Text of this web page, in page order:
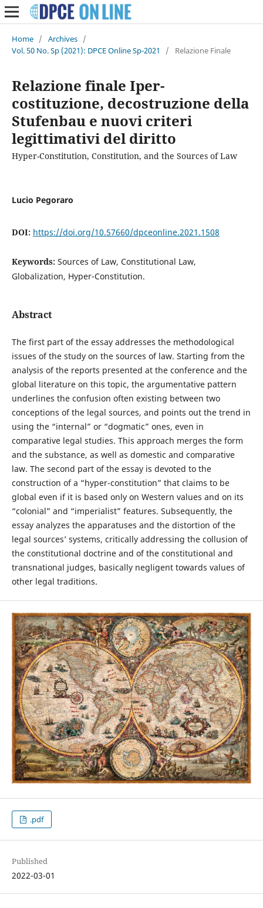
Home / Archives /
Vol. 50 No. Sp (2021): DPCE Online Sp-2021
/ Relazione Finale
Relazione finale Iper-
costituzione, decostruzione della
Stufenbau e nuovi criteri
legittimativi del diritto
Hyper-Constitution, Constitution, and the Sources of Law
Lucio Pegoraro
DOI: https://doi.org/10.57660/dpceonline.2021.1508
Keywords: Sources of Law, Constitutional Law,
Globalization, Hyper-Constitution.
Abstract
The first part of the essay addresses the methodological
issues of the study on the sources of law. Starting from the
analysis of the reports presented at the conference and the
global literature on this topic, the argumentative pattern
underlines the confusion often existing between two
conceptions of the legal sources, and points out the trend in
using the “internal” or “dogmatic” ones, even in
comparative legal studies. This approach merges the form
and the substance, as well as domestic and comparative
law. The second part of the essay is devoted to the
construction of a “hyper-constitution” that claims to be
global even if it is based only on Western values and on its
“colonial” and “imperialist” features. Subsequently, the
essay analyzes the apparatuses and the distortion of the
legal sources’ systems, critically addressing the collusion of
the constitutional doctrine and of the constitutional and
transnational judges, basically negligent towards values of
other legal traditions.
.pdf
Published
2022-03-01